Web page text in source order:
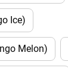
Ice)
Melon)